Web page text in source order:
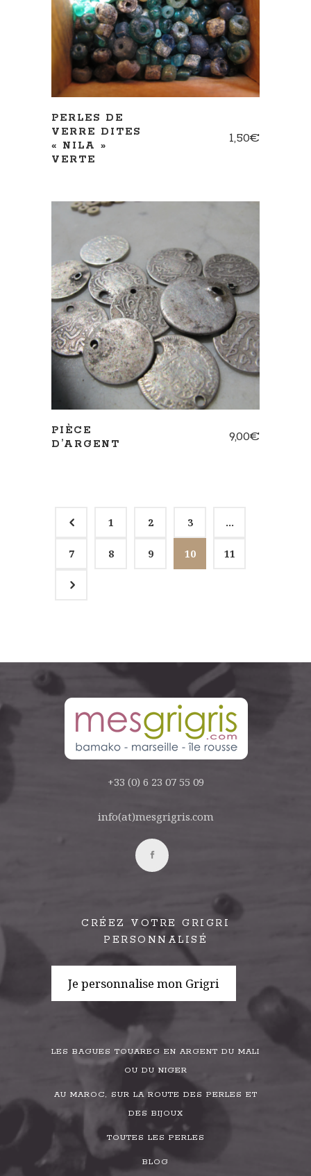
PERLES DE
VERRE DITES
« NILA »
VERTE
1,50€
AJOUTER AU PANIER
PIÈCE
D’ARGENT
9,00€
4 1 2 3 …
7 8 9 10 11
5
+33 (0) 6 23 07 55 09
info(at)mesgrigris.com
CRÉEZ VOTRE GRIGRI
PERSONNALISÉ
Je personnalise mon Grigri
LES BAGUES TOUAREG EN ARGENT DU MALI
OU DU NIGER
AU MAROC, SUR LA ROUTE DES PERLES ET
DES BIJOUX
TOUTES LES PERLES
BLOG